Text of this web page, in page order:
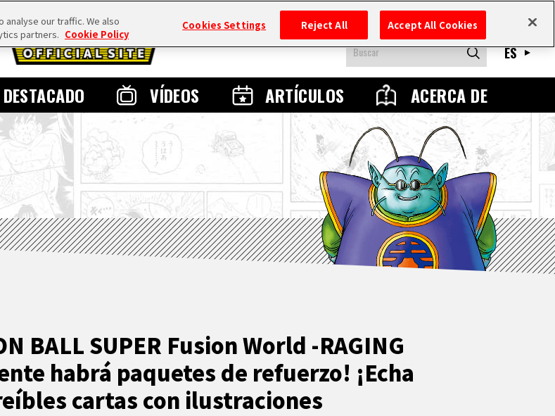
VÍDEOS ARTÍCULOS ACERCA DE
ES
BALL SUPER Fusion World -RAGING
habrá paquetes de refuerzo! ¡Echa
cartas con ilustraciones
our traffic. We also
partners. Cookie Policy
Cookies Settings Reject All Accept All Cookies